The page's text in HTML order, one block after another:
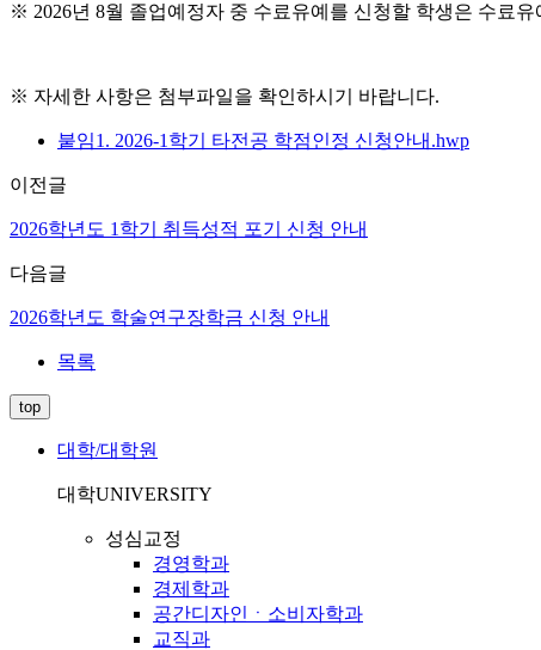
※ 2026년 8월 졸업예정자 중 수료유예를 신청할 학생은 수료
※ 자세한 사항은 첨부파일을 확인하시기 바랍니다.
붙임1. 2026-1학기 타전공 학점인정 신청안내.hwp
이전글
2026학년도 1학기 취득성적 포기 신청 안내
다음글
2026학년도 학술연구장학금 신청 안내
목록
top
대학/대학원
대학UNIVERSITY
성심교정
경영학과
경제학과
공간디자인ㆍ소비자학과
교직과